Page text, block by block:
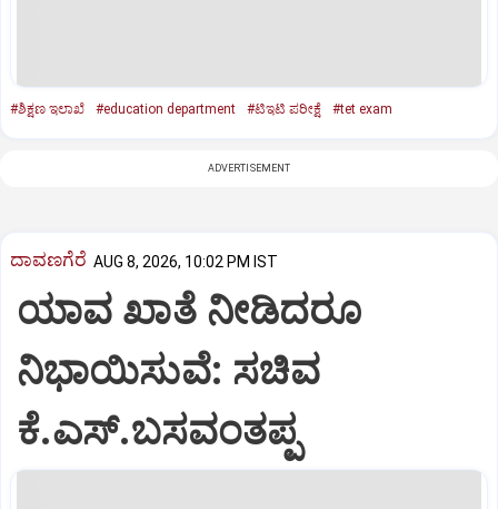
#ಶಿಕ್ಷಣ ಇಲಾಖೆ #education department #ಟಿಇಟಿ ಪರೀಕ್ಷೆ #tet exam
ADVERTISEMENT
ದಾವಣಗೆರೆ AUG 8, 2026, 10:02 PM IST
ಯಾವ ಖಾತೆ ನೀಡಿದರೂ
ನಿಭಾಯಿಸುವೆ: ಸಚಿವ
ಕೆ.ಎಸ್.ಬಸವಂತಪ್ಪ